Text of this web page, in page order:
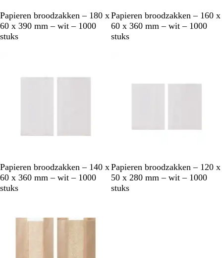
W
i
t
Papieren broodzakken – 180 x
60 x 390 mm – wit – 1000
stuks
W
i
t
Papieren broodzakken – 160 x
60 x 360 mm – wit – 1000
stuks
W
i
t
Papieren broodzakken – 140 x
60 x 360 mm – wit – 1000
stuks
W
i
t
Papieren broodzakken – 120 x
50 x 280 mm – wit – 1000
stuks